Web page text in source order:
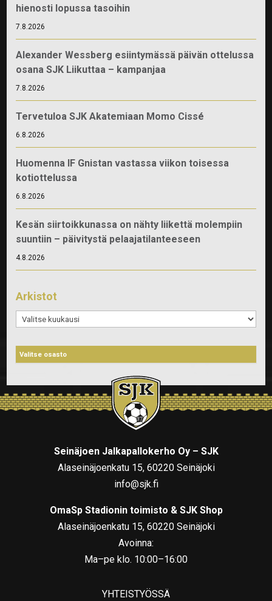
hienosti lopussa tasoihin
7.8.2026
Alexander Wessberg esiintymässä päivän ottelussa
osana SJK Liikuttaa – kampanjaa
7.8.2026
Tervetuloa SJK Akatemiaan Momo Cissé
6.8.2026
Huomenna IF Gnistan vastassa viikon toisessa
kotiottelussa
6.8.2026
Kesän siirtoikkunassa on nähty liikettä molempiin
suuntiin – päivitystä pelaajatilanteeseen
4.8.2026
Arkistot
Arkistot
Seinäjoen Jalkapallokerho Oy – SJK
Alaseinäjoenkatu 15, 60220 Seinäjoki
info@sjk.fi
OmaSp Stadionin toimisto & SJK Shop
Alaseinäjoenkatu 15, 60220 Seinäjoki
Avoinna:
Ma–pe klo. 10:00–16:00
YHTEISTYÖSSÄ